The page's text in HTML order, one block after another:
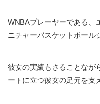
WNBAプレーヤーである、
ニチャーバスケットボール
彼女の実績もさることなが
ートに立つ彼女の足元を支